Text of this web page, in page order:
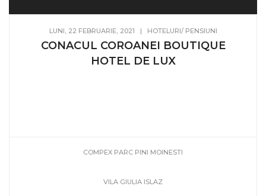
LUNI, 22 FEBRUARIE, 2021 | HOTELURI/ PENSIUNI
CONACUL COROANEI BOUTIQUE
HOTEL DE LUX
COMPEX PARC PINI MOINESTI
VILA GIULIA ISLAZ